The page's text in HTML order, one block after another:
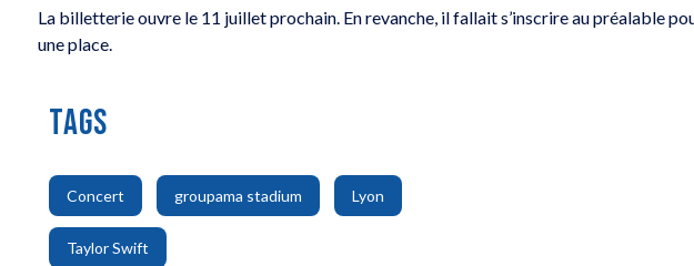
La billetterie ouvre le 11 juillet prochain. En revanche, il fallait s’inscrire au préalable
une place.
TAGS
Concert
,
groupama stadium
,
Lyon
Taylor Swift